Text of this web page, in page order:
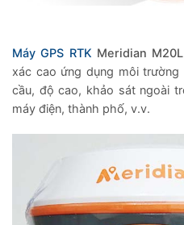
Máy GPS RTK Meridian
xác cao ứng dụng môi
cầu, độ cao, khảo sát ngoài
máy điện, thành phố, v.v.